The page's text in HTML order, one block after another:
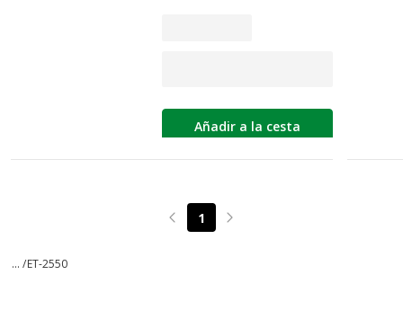
Añadir a la cesta
Page précédente
1 Page suivante
... /ET-2550